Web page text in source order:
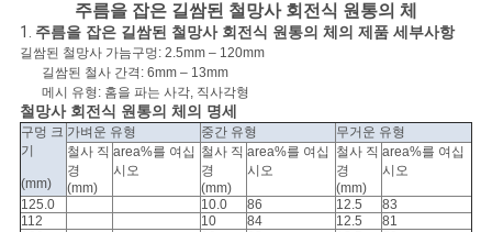
사
건
사
이
주름을 잡은 길쌈된 철망사 회전식 원통의 체
1. 주름을 잡은 길쌈된 철망사 회전식 원통의 체의 제품 세부사항
길쌈된 철망사 가늠구멍: 2.5mm – 120mm
길쌈된 철사 간격: 6mm – 13mm
메시 유형: 홈을 파는 사각, 직사각형
철망사 회전식 원통의 체의 명세
구멍 크
기
(mm)
가벼운 유형 중간 유형
무거운 유형
철사 직
경
(mm)
area%를 여십
시오
철사 직
경
(mm)
area%를 여십
시오
철사 직
경
(mm)
area%를 여십
시오
125.0 10.0 86 12.5
83
112
10 84 12.5
81